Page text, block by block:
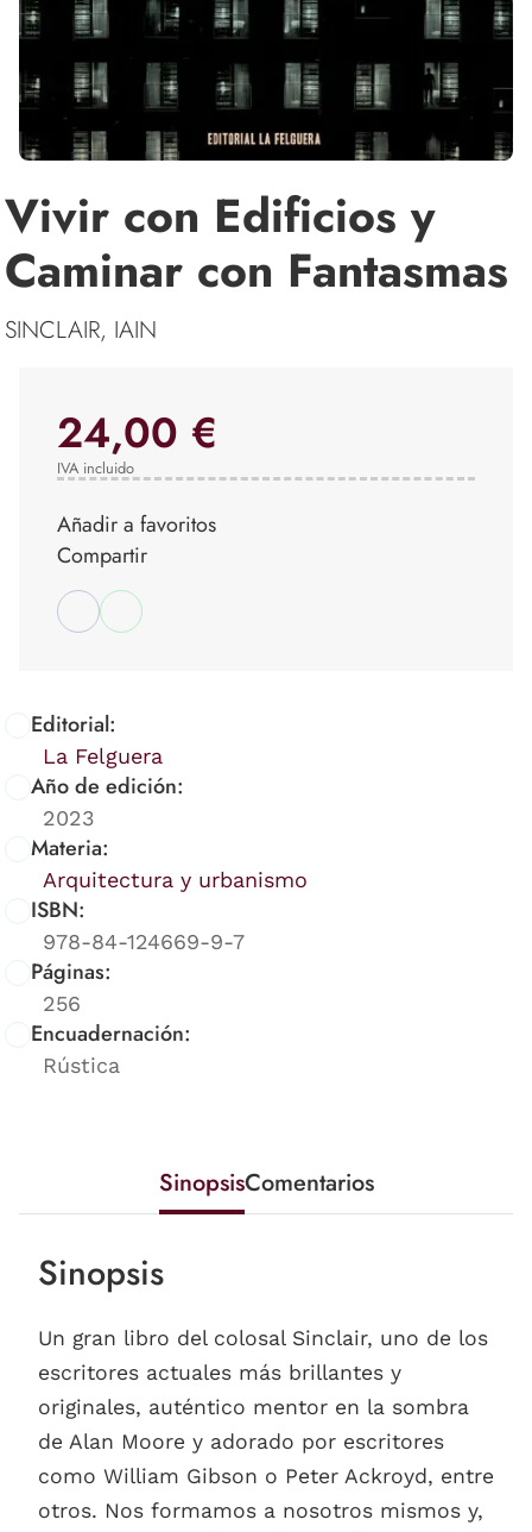
Vivir con Edificios y
Caminar con Fantasmas
SINCLAIR, IAIN
Editorial:
La Felguera
Año de edición:
2023
Materia:
Arquitectura y urbanismo
ISBN:
978-84-124669-9-7
Páginas:
256
Encuadernación:
Rústica
24,00 €
IVA incluido
Añadir a favoritos
Compartir
SinopsisComentarios
Sinopsis
Un gran libro del colosal Sinclair, uno de los
escritores actuales más brillantes y
originales, auténtico mentor en la sombra
de Alan Moore y adorado por escritores
como William Gibson o Peter Ackroyd, entre
otros. Nos formamos a nosotros mismos y,